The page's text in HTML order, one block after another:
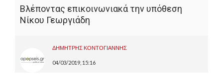
Βλέποντας επικοινωνιακά την υπόθεση
Νίκου Γεωργιάδη
ΔΗΜΗΤΡΗΣ ΚΟΝΤΟΓΙΑΝΝΗΣ
04/03/2019, 15:16